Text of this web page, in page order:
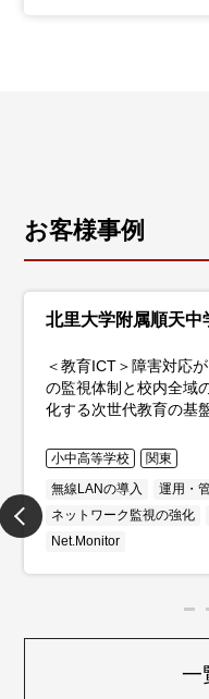
お客様事例
北里大学附属順天中
＜教育ICT＞障害対応
の監視体制と校内全域
化する次世代教育の基
小中高等学校
関東
無線LANの導入
運用・
ネットワーク監視の強化
Net.Monitor
一